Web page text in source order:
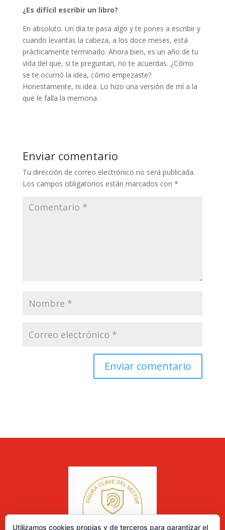
¿Es difícil escribir un libro?
En absoluto. Un día te pasa algo y te pones a escribir y
cuando levantas la cabeza, a los doce meses, está
prácticamente terminado. Ahora bien, es un año de tu
vida del que, si te preguntan, no te acuerdas. ¿Cómo
se te ocurrió la idea, cómo empezaste?
Honestamente, ni idea. Lo hizo una versión de mí a la
que le falla la memoria.
Enviar comentario
Tu dirección de correo electrónico no será publicada.
Los campos obligatorios están marcados con *
Utilizamos cookies propias y de terceros para garantizar el